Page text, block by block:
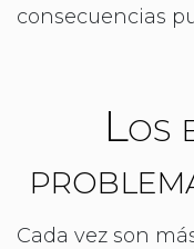
consecuencias
Los
Cada vez son